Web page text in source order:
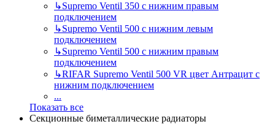
↳Supremo Ventil 350 с нижним правым
подключением
↳Supremo Ventil 500 с нижним левым
подключением
↳Supremo Ventil 500 с нижним правым
подключением
↳RIFAR Supremo Ventil 500 VR цвет Антрацит с
нижним подключением
...
Показать все
Секционные биметаллические радиаторы